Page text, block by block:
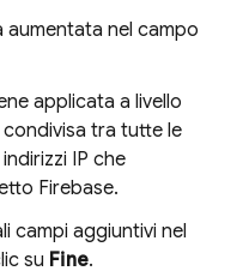
aumentata nel campo
applicata a livello
tra tutte le
IP che
Firebase.
campi aggiuntivi nel
su Fine.